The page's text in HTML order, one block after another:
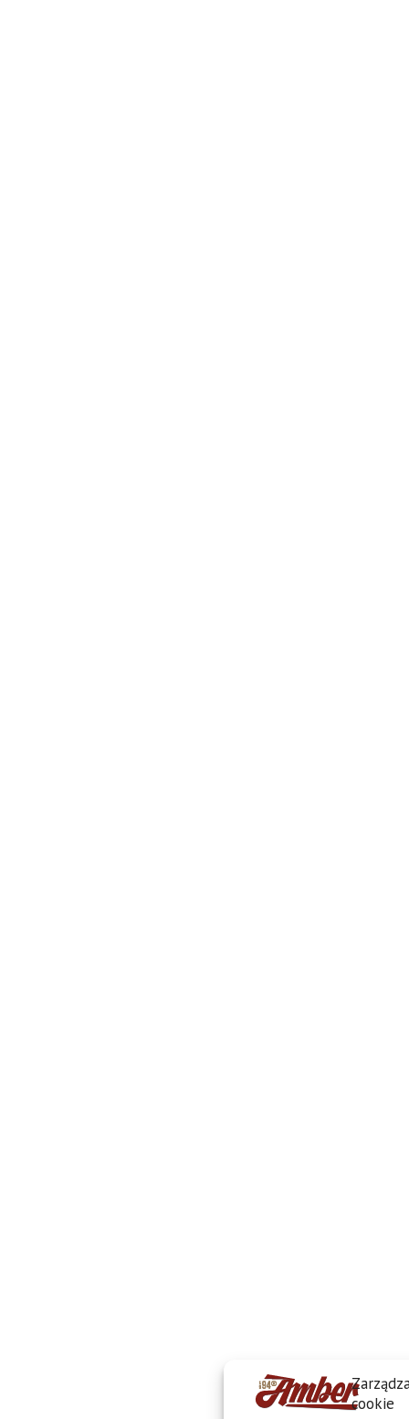
cookie